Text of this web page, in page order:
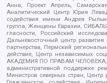
Анна, Проект Апрель,
Аналитический Центр Юрия
содействия имени Андрея
группа, Женщины Евразии,
гласности, Российский
Дальневосточный центр
партнерства, Пермский
действие, Центр независимых
АКАДЕМИЯ ПО ПРАВАМ ЧЕЛОВЕКА,
административной поддержке
Министров северных стран,